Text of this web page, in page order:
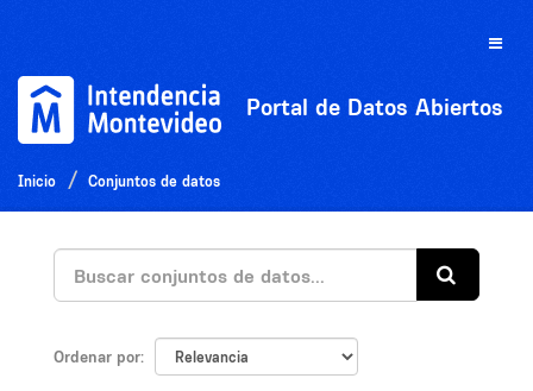
Toggle
Portal de Datos Abiertos
Inicio Conjuntos de datos
Ordenar por